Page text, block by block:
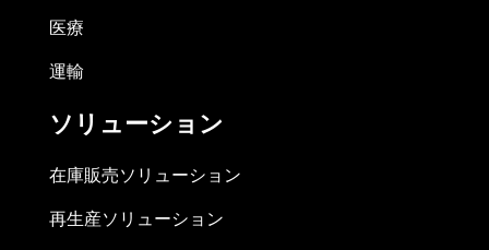
医療
運輸
ソリューション
在庫販売ソリューション
再生産ソリューション